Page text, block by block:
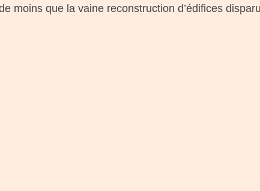
moins que la vaine reconstruction d’édifices